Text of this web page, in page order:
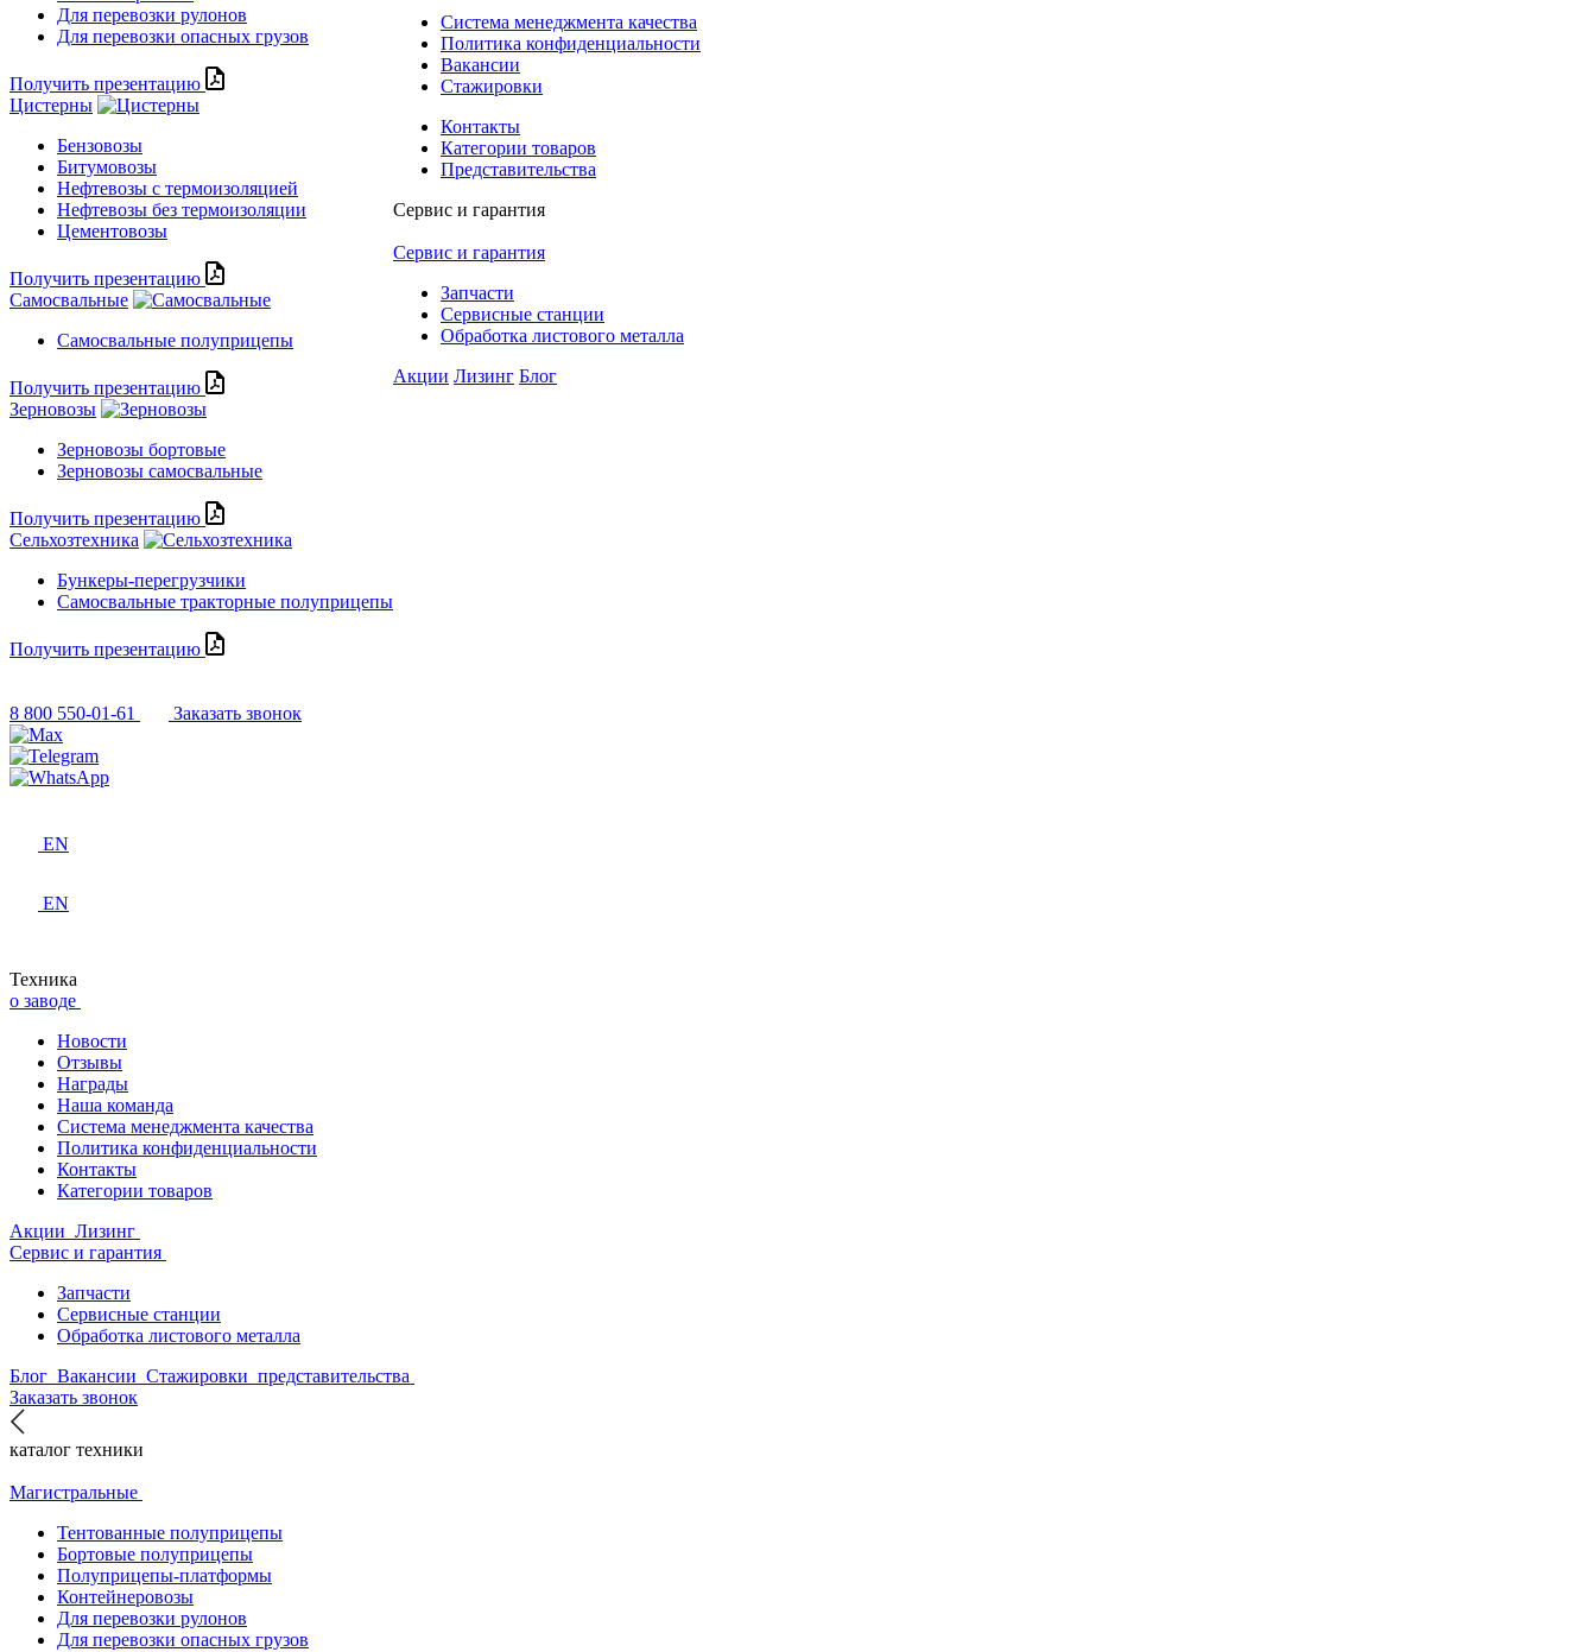
Для перевозки рулонов
Для перевозки опасных грузов
Получить презентацию
Цистерны
Бензовозы
Битумовозы
Нефтевозы с термоизоляцией
Нефтевозы без термоизоляции
Цементовозы
Получить презентацию
Самосвальные
Самосвальные полуприцепы
Получить презентацию
Зерновозы
Зерновозы бортовые
Зерновозы самосвальные
Получить презентацию
Сельхозтехника
Бункеры-перегрузчики
Самосвальные тракторные полуприцепы
Получить презентацию
Система менеджмента качества
Политика конфиденциальности
Вакансии
Стажировки
Контакты
Категории товаров
Представительства
Сервис и гарантия
Сервис и гарантия
Запчасти
Сервисные станции
Обработка листового металла
Акции Лизинг Блог
8 800 550-01-61 Заказать звонок
EN
EN
Техника
о заводе
Новости
Отзывы
Награды
Наша команда
Система менеджмента качества
Политика конфиденциальности
Контакты
Категории товаров
Акции Лизинг
Сервис и гарантия
Запчасти
Сервисные станции
Обработка листового металла
Блог Вакансии Стажировки представительства
Заказать звонок
каталог техники
Магистральные
Тентованные полуприцепы
Бортовые полуприцепы
Полуприцепы-платформы
Контейнеровозы
Для перевозки рулонов
Для перевозки опасных грузов